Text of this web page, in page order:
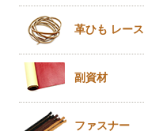
革ひも レース
副資材
ファスナー